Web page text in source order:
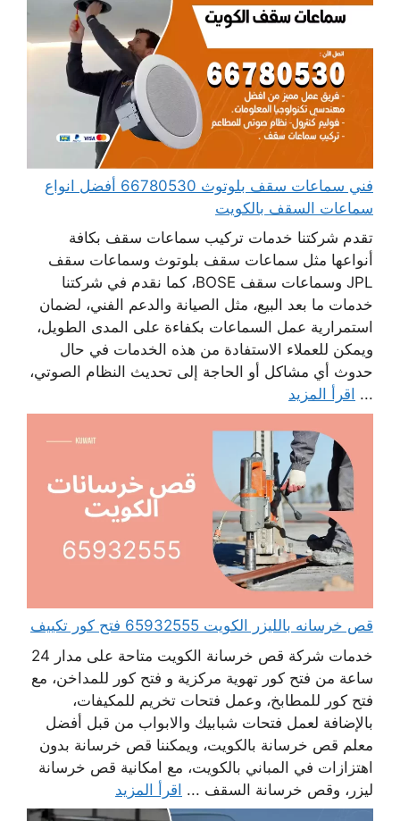
فني سماعات سقف بلوتوث 66780530 أفضل انواع
سماعات السقف بالكويت
تقدم شركتنا خدمات تركيب سماعات سقف بكافة
أنواعها مثل سماعات سقف بلوتوث وسماعات سقف
JPL وسماعات سقف BOSE، كما نقدم في شركتنا
خدمات ما بعد البيع، مثل الصيانة والدعم الفني، لضمان
استمرارية عمل السماعات بكفاءة على المدى الطويل،
ويمكن للعملاء الاستفادة من هذه الخدمات في حال
حدوث أي مشاكل أو الحاجة إلى تحديث النظام الصوتي،
... اقرأ المزيد
قص خرسانه بالليزر الكويت 65932555 فتح كور تكييف
خدمات شركة قص خرسانة الكويت متاحة على مدار 24
ساعة من فتح كور تهوية مركزية و فتح كور للمداخن، مع
فتح كور للمطابخ، وعمل فتحات تخريم للمكيفات،
بالإضافة لعمل فتحات شبابيك والابواب من قبل أفضل
معلم قص خرسانة بالكويت، ويمكننا قص خرسانة بدون
اهتزازات في المباني بالكويت، مع امكانية قص خرسانة
ليزر، وقص خرسانة السقف ... اقرأ المزيد